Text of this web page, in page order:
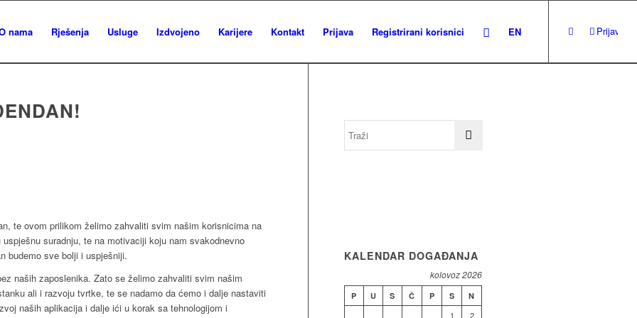
nama Rješenja Usluge Izdvojeno Karijere Kontakt Prijava Registrirani korisnici EN Prijava
te ovom prilikom želimo zahvaliti svim našim korisnicima na
suradnju, te na motivaciji koju nam svakodnevno
budemo sve bolji i uspješniji.
naših zaposlenika. Zato se želimo zahvaliti svim našim
ali i razvoju tvrtke, te se nadamo da ćemo i dalje nastaviti
naših aplikacija i dalje ići u korak sa tehnologijom i
KALENDAR DOGAĐANJA
kolovoz 2026
P U S Č P S N
1 2